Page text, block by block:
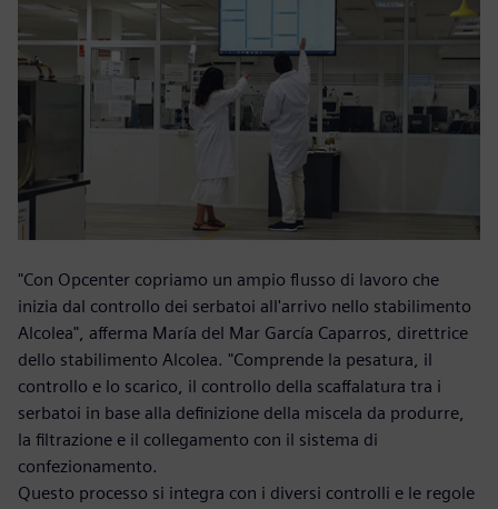
"Con Opcenter copriamo un ampio flusso di lavoro che
inizia dal controllo dei serbatoi all'arrivo nello stabilimento
Alcolea", afferma María del Mar García Caparros, direttrice
dello stabilimento Alcolea. "Comprende la pesatura, il
controllo e lo scarico, il controllo della scaffalatura tra i
serbatoi in base alla definizione della miscela da produrre,
la filtrazione e il collegamento con il sistema di
confezionamento.
Questo processo si integra con i diversi controlli e le regole